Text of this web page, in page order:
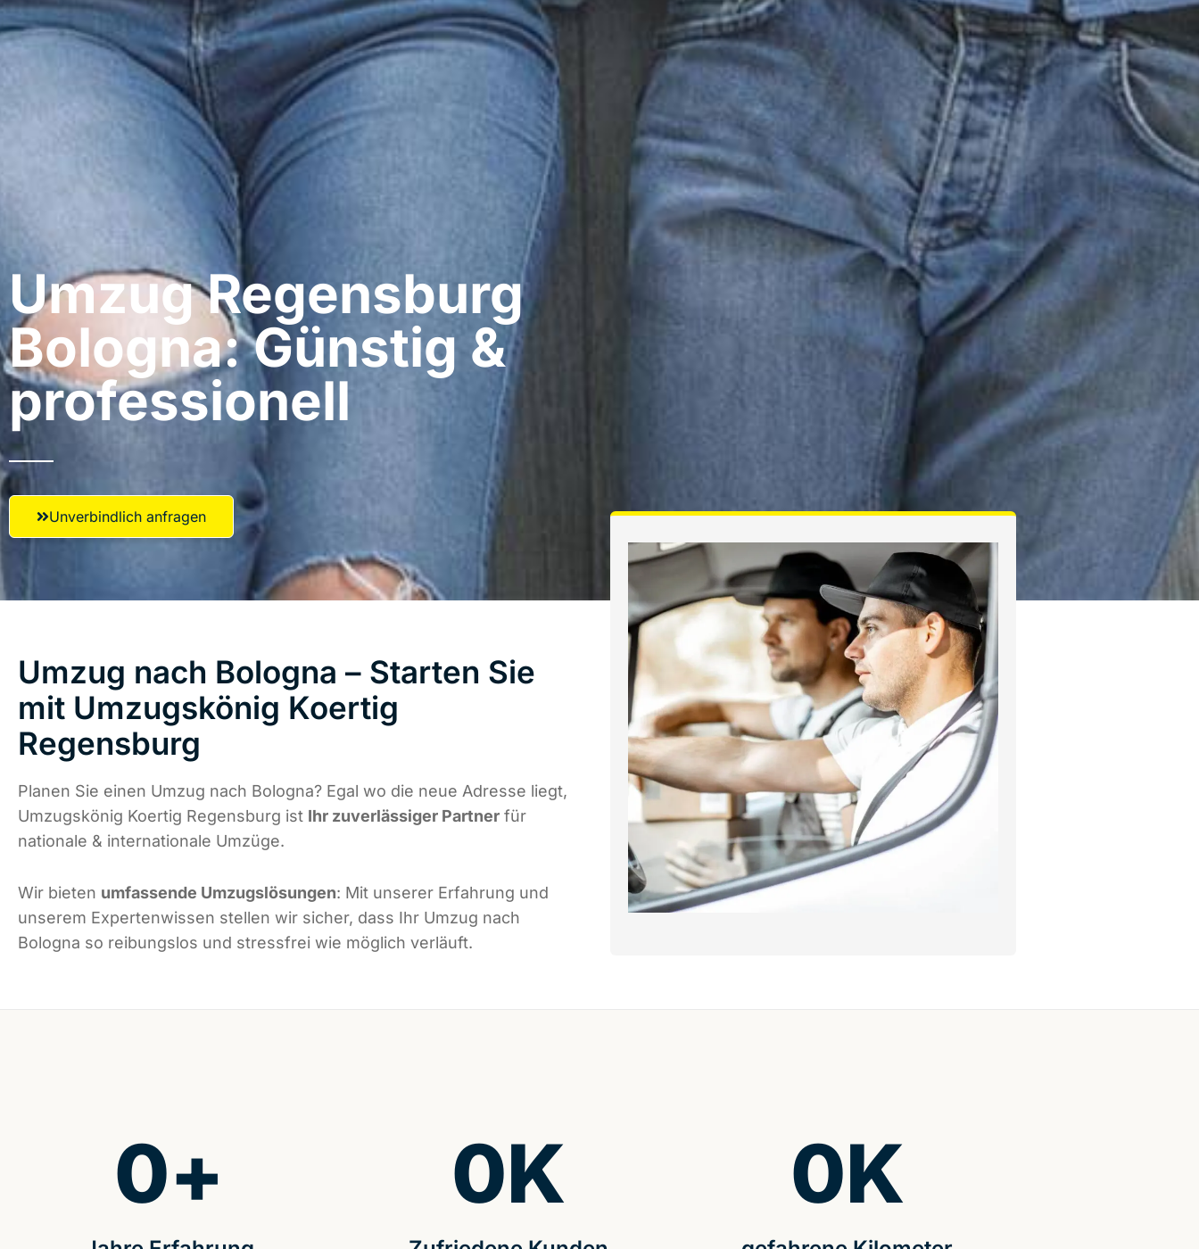
Umzug Regensburg​
Bologna: Günstig &
professionell​
Unverbindlich anfragen
Umzug nach Bologna – Starten Sie
mit Umzugskönig Koertig
Regensburg
Planen Sie einen Umzug nach Bologna? Egal wo die neue Adresse liegt,
Umzugskönig Koertig Regensburg ist Ihr zuverlässiger Partner für
nationale & internationale Umzüge.
Wir bieten umfassende Umzugslösungen: Mit unserer Erfahrung und
unserem Expertenwissen stellen wir sicher, dass Ihr Umzug nach
Bologna so reibungslos und stressfrei wie möglich verläuft.
0+ 0K 0K